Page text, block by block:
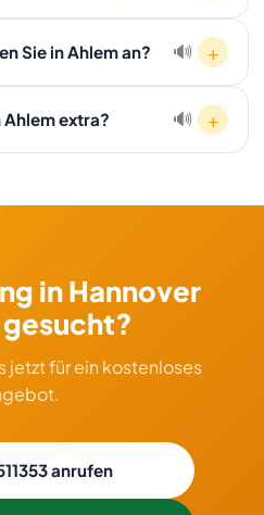
Festpreisangebot.
ist, können wir oft
sein. Bei dringenden Fällen
Sie in Ahlem an? 🔊 +
Haushaltsauflösung,
Entkernung,
Transport — alles mit Festpreis
extra? 🔊 +
in Hannover
jetzt für ein kostenloses
anrufen